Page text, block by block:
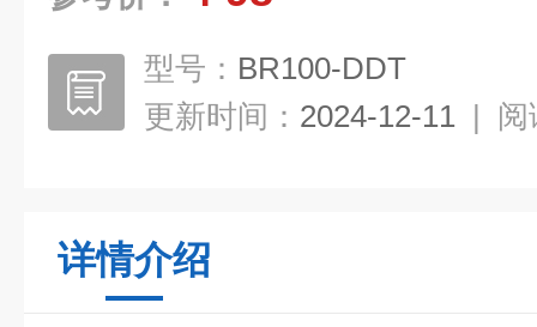
型号： BR100-DDT
更新时间： 2024-12-11 | 阅
详情介绍